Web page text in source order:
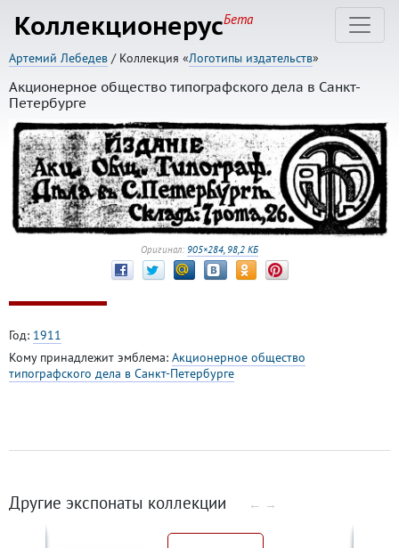
КоллекционерусБета
Артемий Лебедев / Коллекция «Логотипы издательств»
Акционерное общество типографского дела в Санкт-
Петербурге
Оригинал: 905×284, 98,2 КБ
Год: 1911
Кому принадлежит эмблема: Акционерное общество
типографского дела в Санкт-Петербурге
Другие экспонаты коллекции ← →